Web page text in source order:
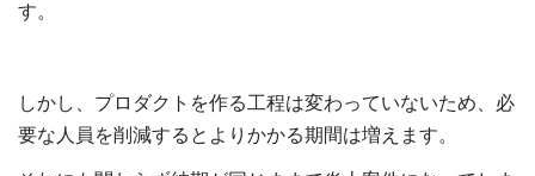
す。
しかし、プロダクトを作る工程は変わっていないため、必
要な人員を削減するとよりかかる期間は増えます。